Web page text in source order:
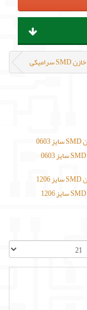
خازن SMD سرامیکی